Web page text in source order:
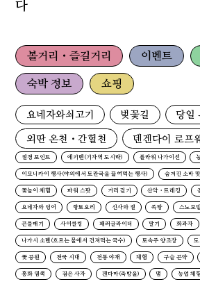
다
볼거리・즐길거리 이벤트
숙박 정보 쇼핑
요네자와쇠고기 벚꽃길 당일
외딴 온천・간헐천 덴겐다이 로프
절경 포인트 에키벤(기차역 도시락) 플라워 나가이선
이모니카이 행사(야외에서 토란국을 끓여먹는 행사) 숨겨진 소바
꽃놀이 체험 파워 스팟 거리 걷기 산악・트레킹
요네자와 잉어 향토요리 신사와 절 족탕 스노모빌
곤들매기 사이클링 패러글라이더 딸기 화과자
나가시 소멘(흐르는 물에서 건져먹는 국수) 토속주 양조장 도
꽃 공원 전국 시대 전통 야채 체험 구슬 곤약
홍화 염색 검은 사자 겐다마(죽방울) 댐 농업 체험